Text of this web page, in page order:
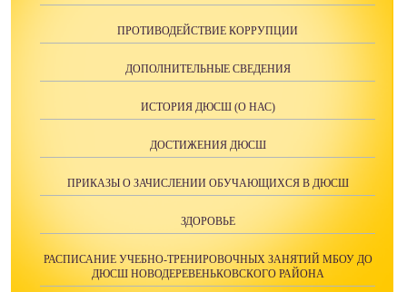
ПРОТИВОДЕЙСТВИЕ КОРРУПЦИИ
ДОПОЛНИТЕЛЬНЫЕ СВЕДЕНИЯ
ИСТОРИЯ ДЮСШ (О НАС)
ДОСТИЖЕНИЯ ДЮСШ
ПРИКАЗЫ О ЗАЧИСЛЕНИИ ОБУЧАЮЩИХСЯ В ДЮСШ
ЗДОРОВЬЕ
РАСПИСАНИЕ УЧЕБНО-ТРЕНИРОВОЧНЫХ ЗАНЯТИЙ МБОУ ДО
ДЮСШ НОВОДЕРЕВЕНЬКОВСКОГО РАЙОНА